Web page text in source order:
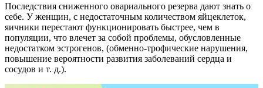
Последствия сниженного овариального резерва дают знать о
себе. У женщин, с недостаточным количеством яйцеклеток,
яичники перестают функционировать быстрее, чем в
популяции, что влечет за собой проблемы, обусловленные
недостатком эстрогенов, (обменно-трофические нарушения,
повышение вероятности развития заболеваний сердца и
сосудов и т. д.).